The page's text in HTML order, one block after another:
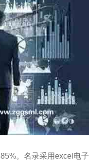
。名录采用excel电子